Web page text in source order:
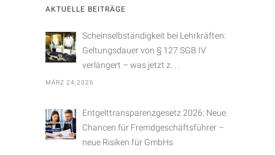
e
o
r
i
e
AKTUELLE BEITRÄGE
Scheinselbständigkeit bei Lehrkräften:
Geltungsdauer von § 127 SGB IV
verlängert – was jetzt z. . .
MÄRZ 24,2026
Entgelttransparenzgesetz 2026: Neue
Chancen für Fremdgeschäftsführer –
neue Risiken für GmbHs